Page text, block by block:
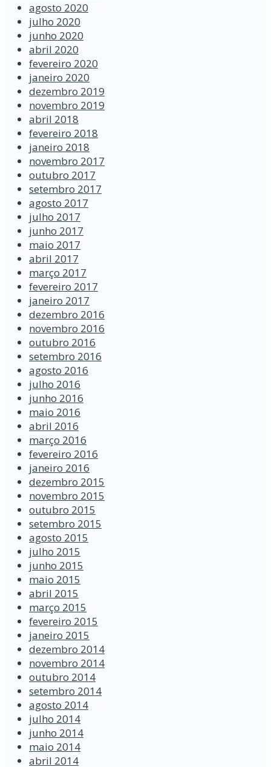
agosto 2020
julho 2020
junho 2020
abril 2020
fevereiro 2020
janeiro 2020
dezembro 2019
novembro 2019
abril 2018
fevereiro 2018
janeiro 2018
novembro 2017
outubro 2017
setembro 2017
agosto 2017
julho 2017
junho 2017
maio 2017
abril 2017
março 2017
fevereiro 2017
janeiro 2017
dezembro 2016
novembro 2016
outubro 2016
setembro 2016
agosto 2016
julho 2016
junho 2016
maio 2016
abril 2016
março 2016
fevereiro 2016
janeiro 2016
dezembro 2015
novembro 2015
outubro 2015
setembro 2015
agosto 2015
julho 2015
junho 2015
maio 2015
abril 2015
março 2015
fevereiro 2015
janeiro 2015
dezembro 2014
novembro 2014
outubro 2014
setembro 2014
agosto 2014
julho 2014
junho 2014
maio 2014
abril 2014